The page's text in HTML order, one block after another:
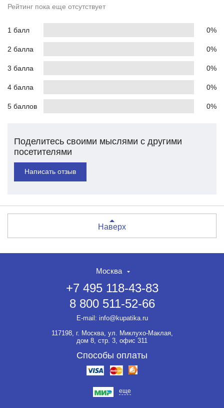
Рейтинг пока еще отсутствует
1 балл 0%
2 балла 0%
3 балла 0%
4 балла 0%
5 баллов 0%
Поделитесь своими мыслями с другими
посетителями
Написать отзыв
Наверх
Москва
+7 495 118-43-83
8 800 511-52-66
E-mail: info@kupatika.ru
117198, г. Москва, ул. Миклухо-Маклая,
дом 8, стр. 3, офис 311
Способы оплаты
еще